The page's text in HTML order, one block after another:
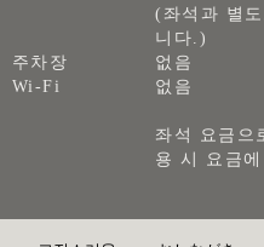
(좌석과 별
니다.)
주차장
없음
Wi-Fi
없음
좌석 요금으
용 시 요금